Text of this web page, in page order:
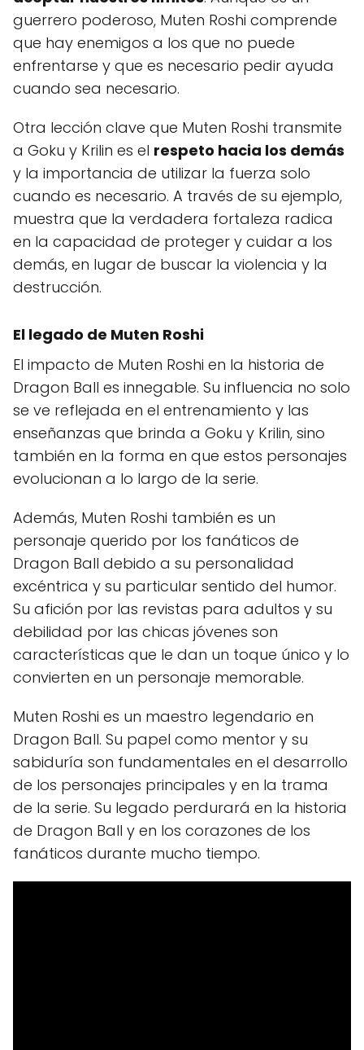
guerrero poderoso, Muten Roshi comprende
que hay enemigos a los que no puede
enfrentarse y que es necesario pedir ayuda
cuando sea necesario.
Otra lección clave que Muten Roshi transmite
a Goku y Krilin es el respeto hacia los demás
y la importancia de utilizar la fuerza solo
cuando es necesario. A través de su ejemplo,
muestra que la verdadera fortaleza radica
en la capacidad de proteger y cuidar a los
demás, en lugar de buscar la violencia y la
destrucción.
El legado de Muten Roshi
El impacto de Muten Roshi en la historia de
Dragon Ball es innegable. Su influencia no solo
se ve reflejada en el entrenamiento y las
enseñanzas que brinda a Goku y Krilin, sino
también en la forma en que estos personajes
evolucionan a lo largo de la serie.
Además, Muten Roshi también es un
personaje querido por los fanáticos de
Dragon Ball debido a su personalidad
excéntrica y su particular sentido del humor.
Su afición por las revistas para adultos y su
debilidad por las chicas jóvenes son
características que le dan un toque único y lo
convierten en un personaje memorable.
Muten Roshi es un maestro legendario en
Dragon Ball. Su papel como mentor y su
sabiduría son fundamentales en el desarrollo
de los personajes principales y en la trama
de la serie. Su legado perdurará en la historia
de Dragon Ball y en los corazones de los
fanáticos durante mucho tiempo.